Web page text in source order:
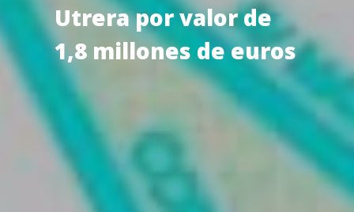
Utrera por valor de
1,8 millones de euros